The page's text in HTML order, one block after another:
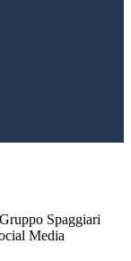
Spaggiari
Media